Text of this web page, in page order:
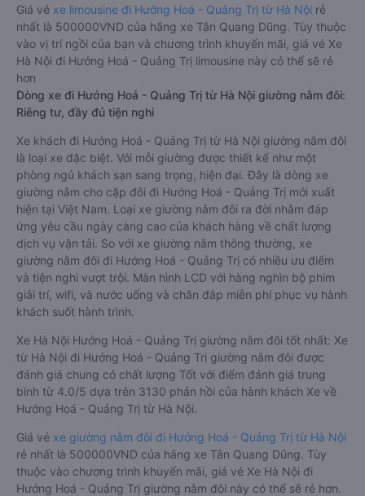
Giá vé xe limousine đi Hướng Hoá - Quảng Trị từ Hà Nội rẻ
nhất là 500000VND của hãng xe Tân Quang Dũng. Tùy thuộc
vào vị trí ngồi của bạn và chương trình khuyến mãi, giá vé Xe
Hà Nội đi Hướng Hoá - Quảng Trị limousine này có thể sẽ rẻ
hơn
Dòng xe đi Hướng Hoá - Quảng Trị từ Hà Nội giường nằm đôi:
Riêng tư, đầy đủ tiện nghi
Xe khách đi Hướng Hoá - Quảng Trị từ Hà Nội giường nằm đôi
là loại xe đặc biệt. Với mỗi giường được thiết kế như một
phòng ngủ khách sạn sang trọng, hiện đại. Đây là dòng xe
giường nằm cho cặp đôi đi Hướng Hoá - Quảng Trị mới xuất
hiện tại Việt Nam. Loại xe giường nằm đôi ra đời nhằm đáp
ứng yêu cầu ngày càng cao của khách hàng về chất lượng
dịch vụ vận tải. So với xe giường nằm thông thường, xe
giường nằm đôi đi Hướng Hoá - Quảng Trị có nhiều ưu điểm
và tiện nghi vượt trội. Màn hình LCD với hàng nghìn bộ phim
giải trí, wifi, và nước uống và chăn đắp miễn phí phục vụ hành
khách suốt hành trình.
Xe Hà Nội Hướng Hoá - Quảng Trị giường nằm đôi tốt nhất: Xe
từ Hà Nội đi Hướng Hoá - Quảng Trị giường nằm đôi được
đánh giá chung có chất lượng Tốt với điểm đánh giá trung
bình từ 4.0/5 dựa trên 3130 phản hồi của hành khách Xe về
Hướng Hoá - Quảng Trị từ Hà Nội.
Giá vé xe giường nằm đôi đi Hướng Hoá - Quảng Trị từ Hà Nội
rẻ nhất là 500000VND của hãng xe Tân Quang Dũng. Tùy
thuộc vào chương trình khuyến mãi, giá vé Xe Hà Nội đi
Hướng Hoá - Quảng Trị giường nằm đôi này có thể sẽ rẻ hơn.